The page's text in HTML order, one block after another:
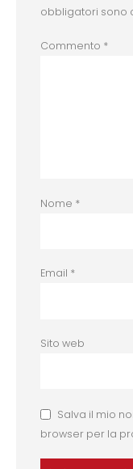
obbligatori sono
Commento *
Nome *
Email *
Sito web
Salva il mio
browser per la